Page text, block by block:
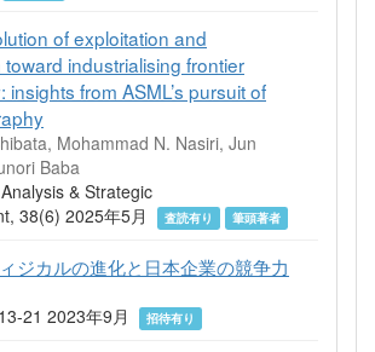
of exploitation and
industrialising frontier
insights from ASML’s pursuit of
Mohammad N. Nasiri, Jun
Baba
& Strategic
38(6) 2025年5月
査読有り 筆頭著者
ジカルの進化と日本企業の競争力
21 2023年9月
招待有り